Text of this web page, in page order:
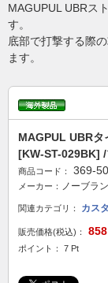
MAGUPUL UBRス
す。
底部で打撃する際
ます。
MAGPUL UBRタ
[KW-ST-029BK]
商品コード： 369-
メーカー： ノーブラ
関連カテゴリ： カス
販売価格(税込)：
ポイント： 7 Pt